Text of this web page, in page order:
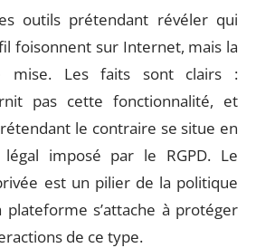
outils prétendant révéler qui
foisonnent sur Internet, mais la
mise. Les faits sont clairs :
pas cette fonctionnalité, et
le contraire se situe en
imposé par le RGPD. Le
est un pilier de la politique
plateforme s’attache à protéger
de ce type.